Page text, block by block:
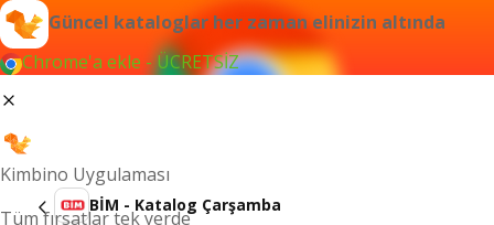
Güncel kataloglar her zaman elinizin altında
Chrome'a ekle - ÜCRETSİZ
Kimbino Uygulaması
Tüm fırsatlar tek yerde
BİM - Katalog Çarşamba